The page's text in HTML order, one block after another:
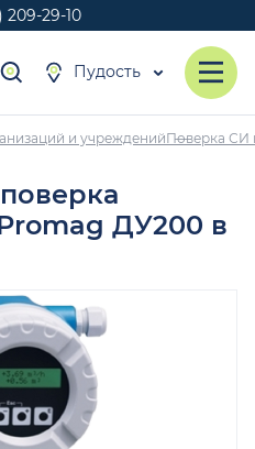
209-29-10
Пудость
и учрежденийПоверка СИ
ДУ200 в